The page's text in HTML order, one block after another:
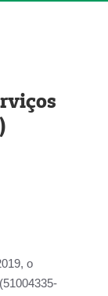
, o
(51004335-